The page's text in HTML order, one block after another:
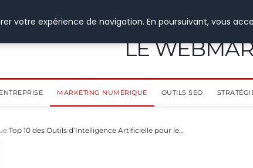
LE
MARKETING NUMÉRIQUE OUTILS SEO
Top 10 des Outils d’Intelligence Artificielle pour le…
votre expérience de navigation. En poursuivant, vous